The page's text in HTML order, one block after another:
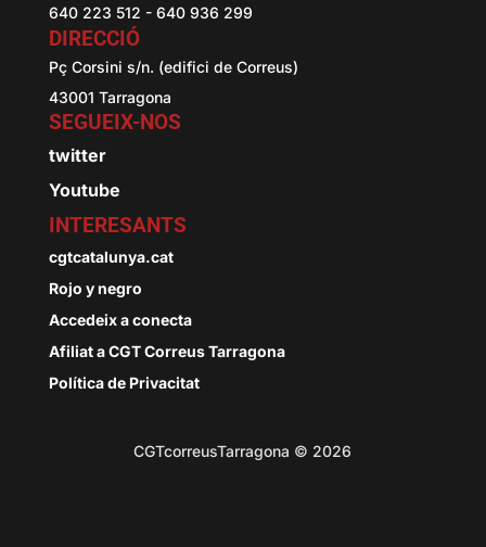
640 223 512 - 640 936 299
DIRECCIÓ
Pç Corsini s/n. (edifici de Correus)
43001 Tarragona
SEGUEIX-NOS
twitter
Youtube
INTERESANTS
cgtcatalunya.cat
Rojo y negro
Accedeix a conecta
Afiliat a CGT Correus Tarragona
Política de Privacitat
CGTcorreusTarragona © 2026